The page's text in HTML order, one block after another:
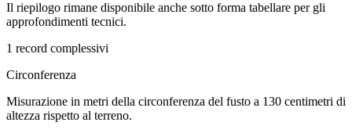
Il riepilogo rimane disponibile anche sotto forma tabellare per gli
approfondimenti tecnici.
1 record complessivi
Circonferenza
Misurazione in metri della circonferenza del fusto a 130 centimetri di
altezza rispetto al terreno.